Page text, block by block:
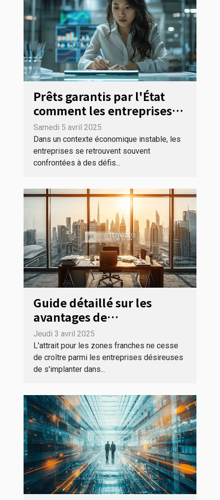
Prêts garantis par l'État
comment les entreprises
peuvent en bénéficier en
période de crise
Samedi 5 avril 2025
Dans un contexte économique instable, les
entreprises se retrouvent souvent
confrontées à des défis...
Guide détaillé sur les
avantages de
l'implantation
d'entreprises dans les
zones franches
Jeudi 3 avril 2025
L'attrait pour les zones franches ne cesse
de croître parmi les entreprises désireuses
de s'implanter dans...